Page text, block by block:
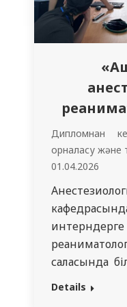
Дипломнан
орналасу жəне
01.04.2026
саласында
Details